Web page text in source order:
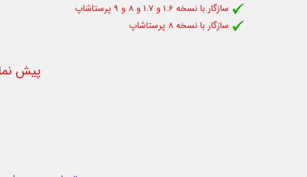
سازگار با نسخه 1.6 و 1.7 و 8 و 9 پرستاشاپ
سازگار با نسخه 8 پرستاشاپ
پیش